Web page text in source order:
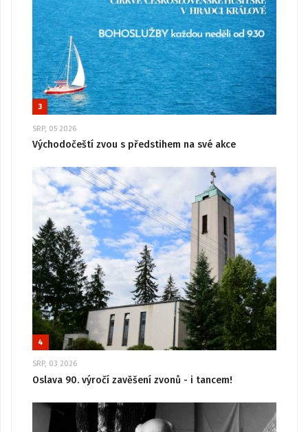
3
SRP, 05 2026
Východočeští zvou s předstihem na své akce
4
SRP, 03 2026
Oslava 90. výročí zavěšení zvonů - i tancem!